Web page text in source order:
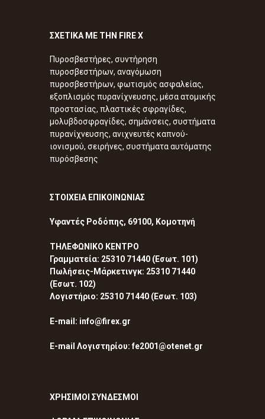
ΣΧΕΤΙΚΑ ΜΕ ΤΗΝ FIRE X
Πυροσβεστήρες, συντήρηση
πυροσβεστήρων, αναγόμωση
πυροσβεστήρων, φωτισμός ασφαλείας,
εξοπλισμός πυρανίχνευσης, μέσα ατομικής
προστασίας, πλαστικές σφραγίδες,
μολυβδοσφραγίδες, σημάνσεις, συστήματα
πυρανίχνευσης, ανιχνευτές καπνού-
ιονισμού, σειρήνες, συστήματα αυτόματης
πυρόσβεσης
ΣΤΟΙΧΕΙΑ ΕΠΙΚΟΙΝΩΝΙΑΣ
Υφαντές Ροδόπης, 69100, Κομοτηνή
ΤΗΛΕΦΩΝΙΚΟ ΚΕΝΤΡΟ
Γραμματεία: 25310 71440 (Εσωτ. 101)
Πωλήσεις-Μάρκετινγκ: 25310 71440
(Εσωτ. 102)
Λογιστήριο: 25310 71440 (Εσωτ. 103)
E-mail: info@firex.gr
E-mail Λογιστηρίου: fe2001@otenet.gr
ΧΡΗΣΙΜΟΙ ΣΥΝΔΕΣΜΟΙ